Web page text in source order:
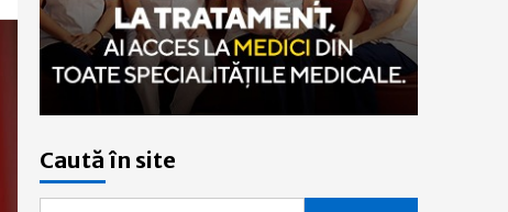
Caută în site